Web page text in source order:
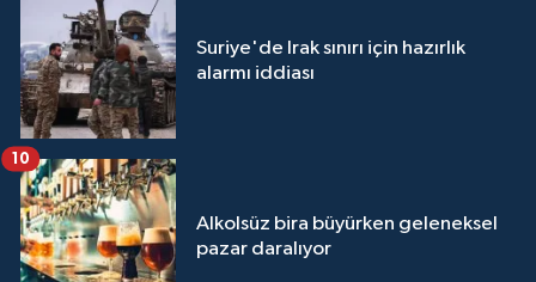
Suriye'de Irak sınırı için hazırlık
alarmı iddiası
Alkolsüz bira büyürken geleneksel
pazar daralıyor
10